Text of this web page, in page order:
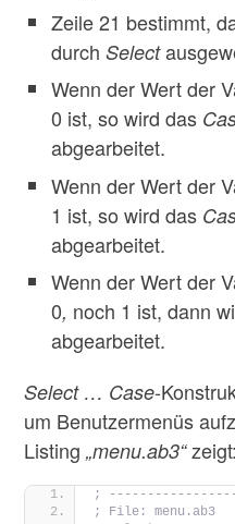
Zeile 21 bestimmt,
durchSelect
Wenn der Wert der
0 ist, so wird das
abgearbeitet.
Wenn der Wert der
1 ist, so wird das
abgearbeitet.
Wenn der Wert der
0, noch 1 ist, dann
abgearbeitet.
Select … Case-
um Benutzermenüs
Listing„menu.ab3“zeigt:
;
; File: menu.ab3